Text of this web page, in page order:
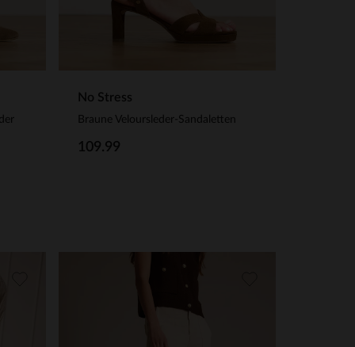
No Stress
Braune Veloursleder-Sandaletten
109.99